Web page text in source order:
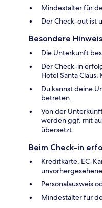
Mindestalter für
Der Check-out ist
Besondere
Die Unterkunft
Der Check-in
Hotel Santa
Du kannst deine
betreten.
Von der
werden ggf. mit
übersetzt.
Beim Check-in
Kreditkarte, EC-
Personalausweis
Mindestalter für